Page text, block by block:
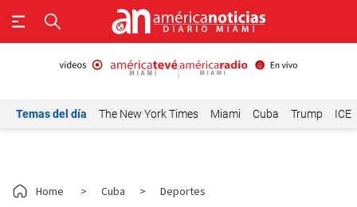
Temas del día The New York Times Miami Cuba Trump ICE
Home > Cuba > Deportes